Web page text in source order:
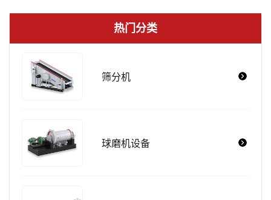
热门分类
筛分机
球磨机设备